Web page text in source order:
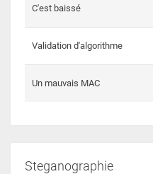
C'est baissé
Validation d'algorithme
Un mauvais MAC
Steganographie